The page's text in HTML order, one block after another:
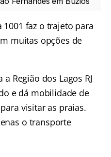
faz o trajeto para
muitas opções de
Região dos Lagos RJ
e dá mobilidade de
visitar as praias.
o transporte